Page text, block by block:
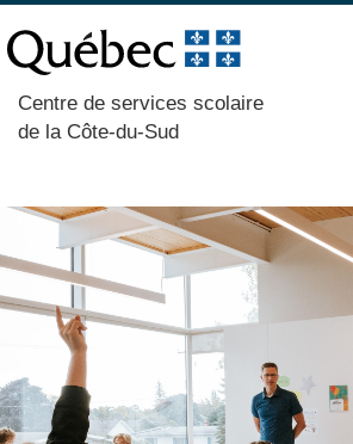
Centre de services scolaire
de la Côte-du-Sud